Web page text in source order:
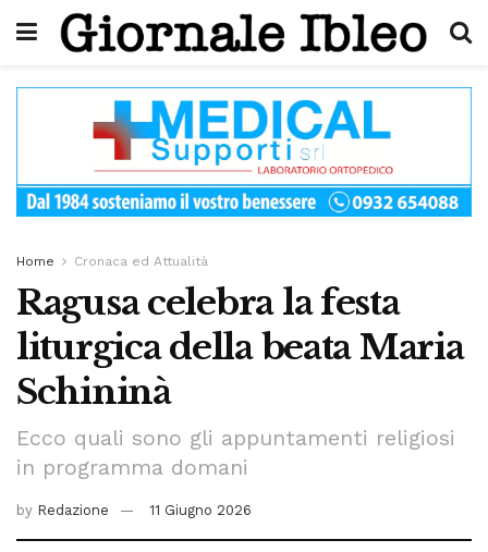
Home Cronaca ed Attualità
Ragusa celebra la festa
liturgica della beata Maria
Schininà
Ecco quali sono gli appuntamenti religiosi
in programma domani
by Redazione 11 Giugno 2026